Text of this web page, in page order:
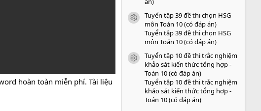
hoàn toàn miễn phí. Tài liệu
icon tài liệu
Tuyển tập 39 đề thi chọn HSG
môn Toán 10 (có đáp án)
Tuyển tập 39 đề thi chọn HSG
môn Toán 10 (có đáp án)
icon tài liệu
Tuyển tập 10 đề thi trắc nghiệm
khảo sát kiến thức tổng hợp -
Toán 10 (có đáp án)
Tuyển tập 10 đề thi trắc nghiệm
khảo sát kiến thức tổng hợp -
Toán 10 (có đáp án)